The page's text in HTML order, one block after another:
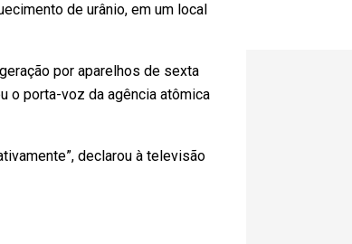
de urânio, em um local
por aparelhos de sexta
o porta-voz da agência atômica
declarou à televisão